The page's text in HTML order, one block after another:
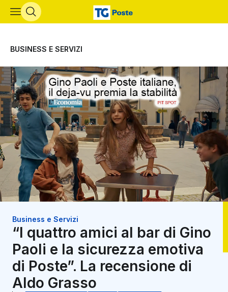
Vai al contenuto principale
BUSINESS E SERVIZI
Business e Servizi
“I quattro amici al bar di Gino
Paoli e la sicurezza emotiva
di Poste”. La recensione di
Aldo Grasso